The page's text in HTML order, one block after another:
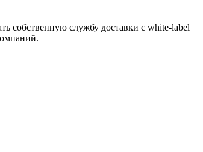
собственную службу доставки с white-label